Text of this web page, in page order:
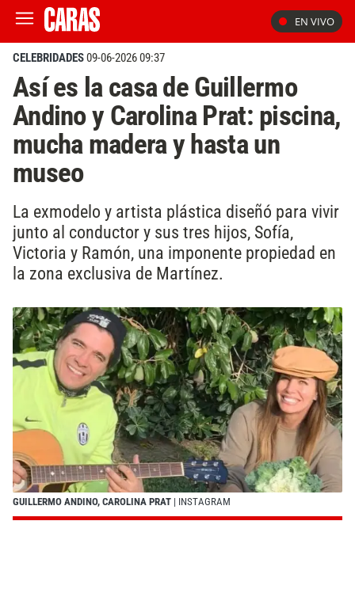
EN VIVO
CELEBRIDADES09-06-2026 09:37
Así es la casa de Guillermo
Andino y Carolina Prat: piscina,
mucha madera y hasta un
museo
La exmodelo y artista plástica diseñó para vivir
junto al conductor y sus tres hijos, Sofía,
Victoria y Ramón, una imponente propiedad en
la zona exclusiva de Martínez.
GUILLERMO ANDINO, CAROLINA PRAT | INSTAGRAM